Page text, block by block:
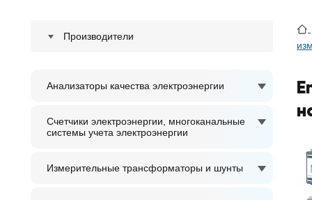
Производители
S plus S Regeltechnik GmbH
Анализаторы качества электроэнергии
Счетчики электроэнергии, многоканальные
системы учета электроэнергии
Измерительные трансформаторы и шунты